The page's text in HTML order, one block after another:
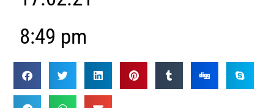
8:49 pm